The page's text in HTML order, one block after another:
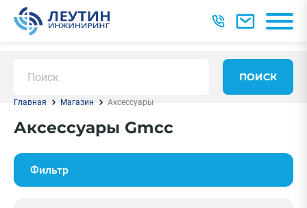
ПОИСК
Главная Магазин Аксессуары
Аксессуары Gmcc
Фильтр